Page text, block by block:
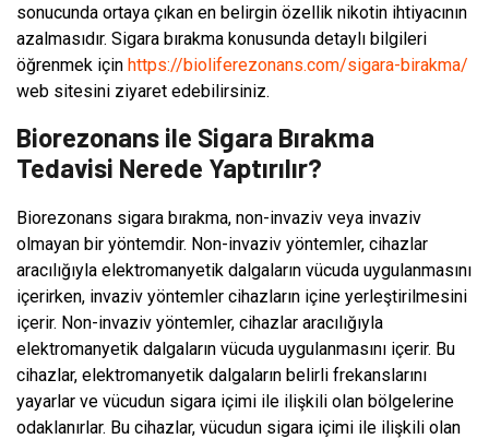
sonucunda ortaya çıkan en belirgin özellik nikotin ihtiyacının
azalmasıdır. Sigara bırakma konusunda detaylı bilgileri
öğrenmek için https://bioliferezonans.com/sigara-birakma/
web sitesini ziyaret edebilirsiniz.
Biorezonans ile Sigara Bırakma
Tedavisi Nerede Yaptırılır?
Biorezonans sigara bırakma, non-invaziv veya invaziv
olmayan bir yöntemdir. Non-invaziv yöntemler, cihazlar
aracılığıyla elektromanyetik dalgaların vücuda uygulanmasını
içerirken, invaziv yöntemler cihazların içine yerleştirilmesini
içerir. Non-invaziv yöntemler, cihazlar aracılığıyla
elektromanyetik dalgaların vücuda uygulanmasını içerir. Bu
cihazlar, elektromanyetik dalgaların belirli frekanslarını
yayarlar ve vücudun sigara içimi ile ilişkili olan bölgelerine
odaklanırlar. Bu cihazlar, vücudun sigara içimi ile ilişkili olan